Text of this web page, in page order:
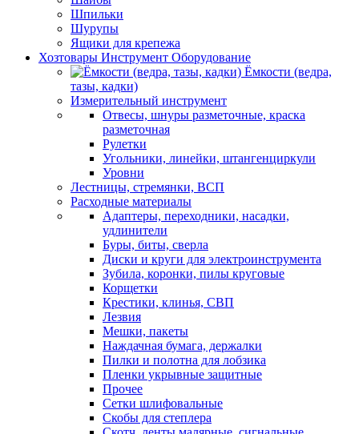
Шпильки
Шурупы
Ящики для крепежа
Хозтовары Инструмент Оборудование
Ёмкости (ведра,
тазы, кадки)
Измерительный инструмент
Отвесы, шнуры разметочные, краска
разметочная
Рулетки
Угольники, линейки, штангенциркули
Уровни
Лестницы, стремянки, ВСП
Расходные материалы
Адаптеры, переходники, насадки,
удлинители
Буры, биты, сверла
Диски и круги для электроинструмента
Зубила, коронки, пилы круговые
Корщетки
Крестики, клинья, СВП
Лезвия
Мешки, пакеты
Наждачная бумага, держалки
Пилки и полотна для лобзика
Пленки укрывные защитные
Прочее
Сетки шлифовальные
Скобы для степлера